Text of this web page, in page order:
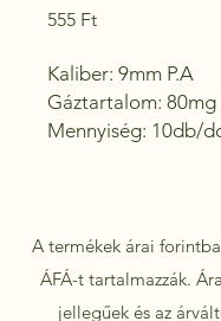
555 FtÁr
Kaliber: 9mm P.A
Gáztartalom: 80mg
Mennyiség: 10db/
A termékek árai
ÁFÁ-t tartalmazzák.
jellegűek és az